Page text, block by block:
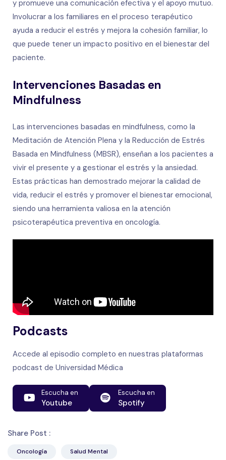
y promueve una comunicación efectiva y el apoyo mutuo.
Involucrar a los familiares en el proceso terapéutico
ayuda a reducir el estrés y mejora la cohesión familiar, lo
que puede tener un impacto positivo en el bienestar del
paciente.
Intervenciones Basadas en
Mindfulness
Las intervenciones basadas en mindfulness, como la
Meditación de Atención Plena y la Reducción de Estrés
Basada en Mindfulness (MBSR), enseñan a los pacientes a
vivir el presente y a gestionar el estrés y la ansiedad.
Estas prácticas han demostrado mejorar la calidad de
vida, reducir el estrés y promover el bienestar emocional,
siendo una herramienta valiosa en la atención
psicoterapéutica preventiva en oncología.
Podcasts
Accede al episodio completo en nuestras plataformas
podcast de Universidad Médica
Escucha en
Youtube
Escucha en
Spotify
Share Post :
Oncología Salud Mental